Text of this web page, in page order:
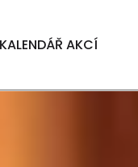
KALENDÁŘ AKCÍ